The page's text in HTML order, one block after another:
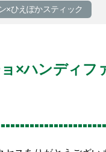
×ひえぽかスティック
×ハンディフ